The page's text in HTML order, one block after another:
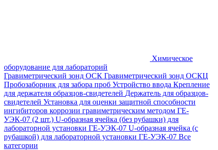
Химическое
оборудование для лабораторий
Гравиметрический зонд ОСК Гравиметрический зонд ОСКЦ
Пробозаборник для забора проб Устройство ввода Крепление
для держателя образцов-свидетелей Держатель для образцов-
свидетелей Установка для оценки защитной способности
ингибиторов коррозии гравиметрическим методом ГЕ-
УЭК-07 (2 шт.) U-образная ячейка (без рубашки) для
лабораторной установки ГЕ-УЭК-07 U-образная ячейка (с
рубашкой) для лабораторной установки ГЕ-УЭК-07 Все
категории